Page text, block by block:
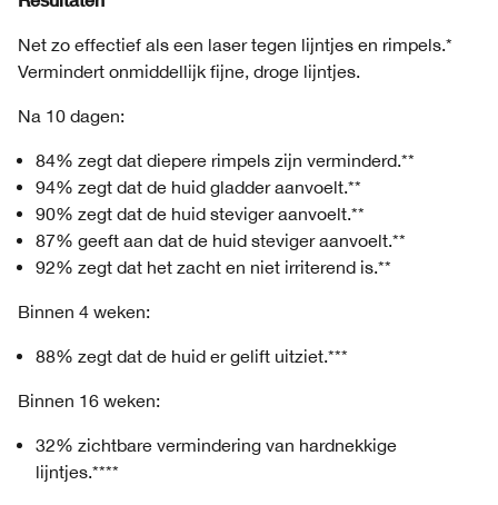
Net zo effectief als een laser tegen lijntjes en rimpels.*
Vermindert onmiddellijk fijne, droge lijntjes.
Na 10 dagen:
84% zegt dat diepere rimpels zijn verminderd.**
94% zegt dat de huid gladder aanvoelt.**
90% zegt dat de huid steviger aanvoelt.**
87% geeft aan dat de huid steviger aanvoelt.**
92% zegt dat het zacht en niet irriterend is.**
Binnen 4 weken:
88% zegt dat de huid er gelift uitziet.***
Binnen 16 weken:
32% zichtbare vermindering van hardnekkige
lijntjes.****